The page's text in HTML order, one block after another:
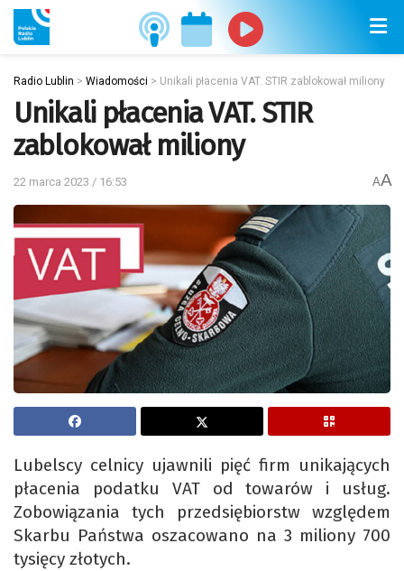
Radio Lublin > Wiadomości > Unikali płacenia VAT. STIR zablokował miliony
Unikali płacenia VAT. STIR
zablokował miliony
22 marca 2023 / 16:53 AA
Lubelscy celnicy ujawnili pięć firm unikających
płacenia podatku VAT od towarów i usług.
Zobowiązania tych przedsiębiorstw względem
Skarbu Państwa oszacowano na 3 miliony 700
tysięcy złotych.